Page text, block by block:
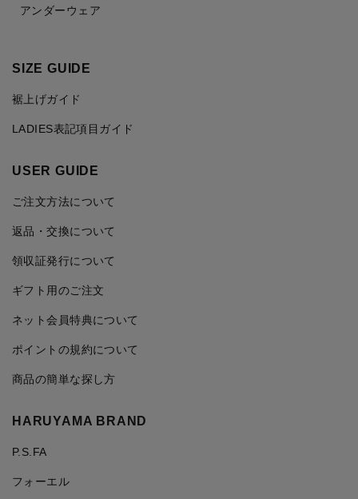
アンダーウェア
SIZE GUIDE
裾上げガイド
LADIES表記項目ガイド
USER GUIDE
ご注文方法について
返品・交換について
領収証発行について
ギフト用のご注文
ネット会員特典について
ポイントの規約について
商品の簡単な探し方
HARUYAMA BRAND
P.S.FA
フォーエル